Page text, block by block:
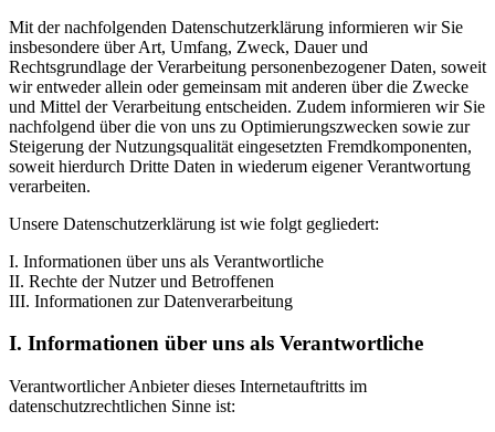
Mit der nachfolgenden Datenschutzerklärung informieren wir Sie
insbesondere über Art, Umfang, Zweck, Dauer und
Rechtsgrundlage der Verarbeitung personenbezogener Daten, soweit
wir entweder allein oder gemeinsam mit anderen über die Zwecke
und Mittel der Verarbeitung entscheiden. Zudem informieren wir Sie
nachfolgend über die von uns zu Optimierungszwecken sowie zur
Steigerung der Nutzungsqualität eingesetzten Fremdkomponenten,
soweit hierdurch Dritte Daten in wiederum eigener Verantwortung
verarbeiten.
Unsere Datenschutzerklärung ist wie folgt gegliedert:
I. Informationen über uns als Verantwortliche
II. Rechte der Nutzer und Betroffenen
III. Informationen zur Datenverarbeitung
I. Informationen über uns als Verantwortliche
Verantwortlicher Anbieter dieses Internetauftritts im
datenschutzrechtlichen Sinne ist: